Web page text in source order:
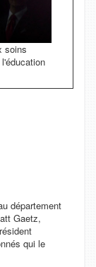
soins
département
Gaetz,
qui le